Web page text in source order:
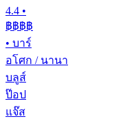
4.4 •
฿฿฿฿
• บาร์
อโศก / นานา
บลูส์
ป๊อป
แจ๊ส